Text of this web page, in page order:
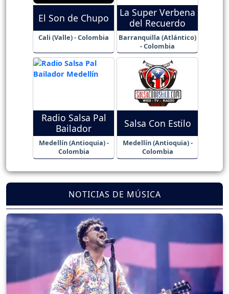
El Son de Chupo
Cali (Valle) - Colombia
La Super Verbena
del Recuerdo
Barranquilla (Atlántico)
- Colombia
Radio Salsa Pal
Bailador
Medellín (Antioquia) -
Colombia
Salsa Con Estilo
Medellín (Antioquia) -
Colombia
NOTICIAS DE MÚSICA